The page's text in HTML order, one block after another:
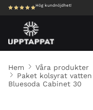
Hög kundnöjdhet!
Hem Våra produkter
Paket kolsyrat
Bluesoda Cabinet 30